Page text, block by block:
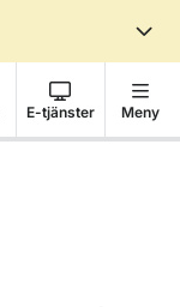
E-tjänster Meny